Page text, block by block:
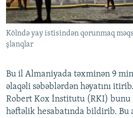
Kölndə yay istisindən qorunmaq
şlanqlar
Bu il Almaniyada təxminən 9
əlaqəli səbəblərdən həyatını
Robert Kox İnstitutu (RKI)
həftəlik hesabatında bildirib. Bu